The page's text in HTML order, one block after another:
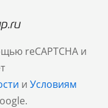
reCAPTCHA и
и Условиям